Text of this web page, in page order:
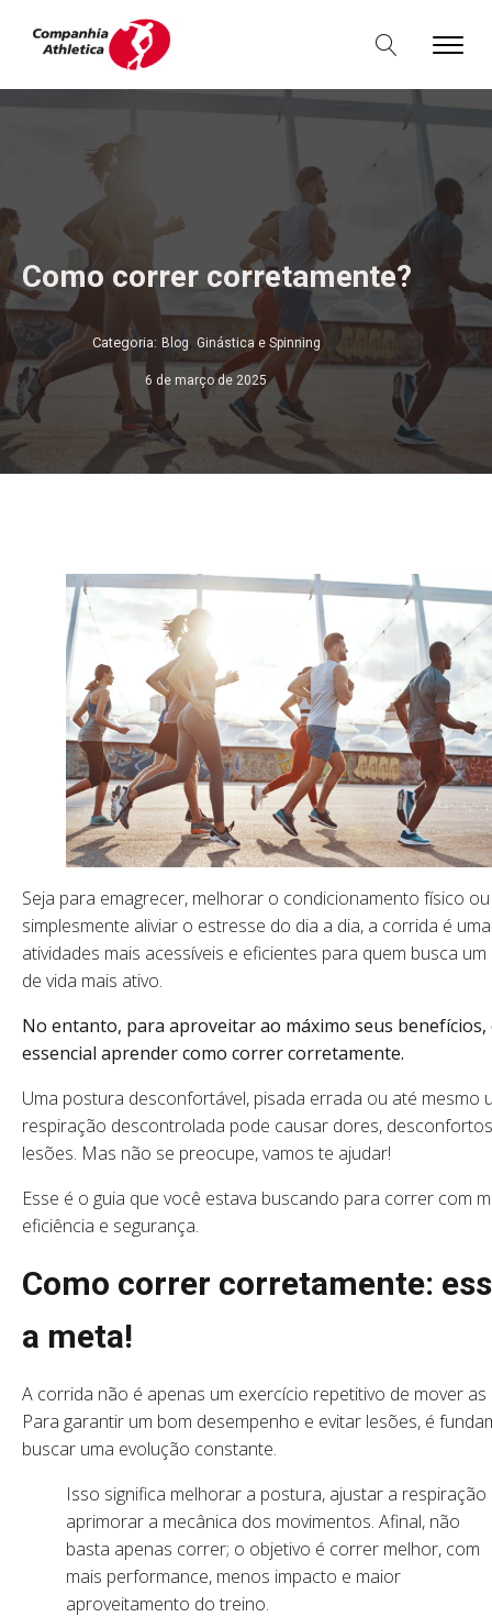
Como correr corretamente?
Categoria: Blog, Ginástica e Spinning
6 de março de 2025
Seja para emagrecer, melhorar o condicionamento físico ou
simplesmente aliviar o estresse do dia a dia, a corrida é
atividades mais acessíveis e eficientes para quem busca
de vida mais ativo.
No entanto, para aproveitar ao máximo seus benefícios,
essencial aprender como correr corretamente.
Uma postura desconfortável, pisada errada ou até mesmo
respiração descontrolada pode causar dores,
lesões. Mas não se preocupe, vamos te ajudar!
Esse é o guia que você estava buscando para correr com
eficiência e segurança.
Como correr corretamente:
a meta!
A corrida não é apenas um exercício repetitivo de mover as
Para garantir um bom desempenho e evitar lesões, é
buscar uma evolução constante.
Isso significa melhorar a postura, ajustar a respiração
aprimorar a mecânica dos movimentos. Afinal, não
basta apenas correr; o objetivo é correr melhor, com
mais performance, menos impacto e maior
aproveitamento do treino.